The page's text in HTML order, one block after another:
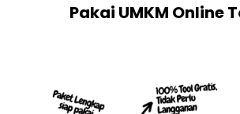
Pakai UMKM Online